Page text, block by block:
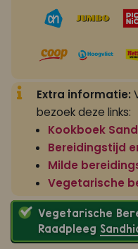
Extra informatie:
bezoek deze links:
Kookboek
Bereidingstijd
Milde
Vegetarische
Vegetarische
Raadpleeg